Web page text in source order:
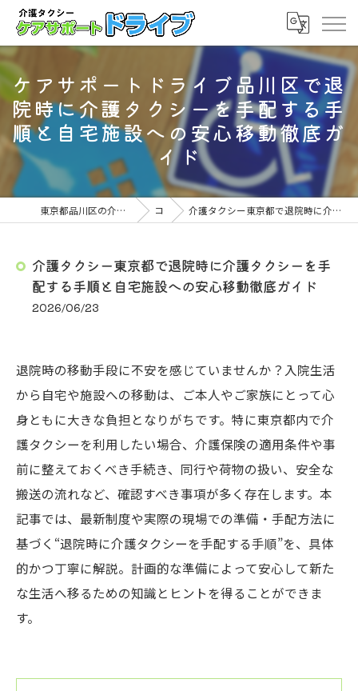
ケアサポートドライブ品川区で退
院時に介護タクシーを手配する手
順と自宅施設への安心移動徹底ガ
イド
東京都品川区の介護タクシーならケアサポート ドライブ コラム 介護タクシー東京都で退院時に介護タクシーを手配する手順と自宅施設への安心移動徹底ガイド
介護タクシー東京都で退院時に介護タクシーを手
配する手順と自宅施設への安心移動徹底ガイド
2026/06/23
退院時の移動手段に不安を感じていませんか？入院生活
から自宅や施設への移動は、ご本人やご家族にとって心
身ともに大きな負担となりがちです。特に東京都内で介
護タクシーを利用したい場合、介護保険の適用条件や事
前に整えておくべき手続き、同行や荷物の扱い、安全な
搬送の流れなど、確認すべき事項が多く存在します。本
記事では、最新制度や実際の現場での準備・手配方法に
基づく“退院時に介護タクシーを手配する手順”を、具体
的かつ丁寧に解説。計画的な準備によって安心して新た
な生活へ移るための知識とヒントを得ることができま
す。